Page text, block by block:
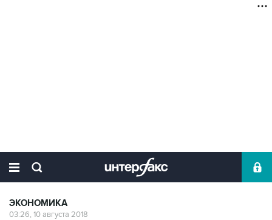
ЭКОНОМИКА
03:26, 10 августа 2018